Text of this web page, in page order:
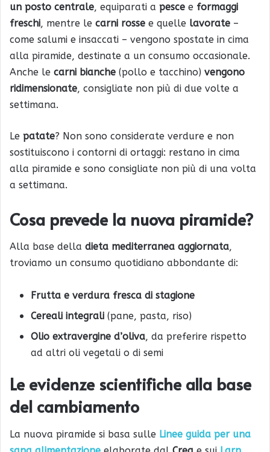
un posto centrale, equiparati a pesce e formaggi
freschi, mentre le carni rosse e quelle lavorate –
come salumi e insaccati – vengono spostate in cima
alla piramide, destinate a un consumo occasionale.
Anche le carni bianche (pollo e tacchino) vengono
ridimensionate, consigliate non più di due volte a
settimana.
Le patate? Non sono considerate verdure e non
sostituiscono i contorni di ortaggi: restano in cima
alla piramide e sono consigliate non più di una volta
a settimana.
Cosa prevede la nuova piramide?
Alla base della dieta mediterranea aggiornata,
troviamo un consumo quotidiano abbondante di:
Frutta e verdura fresca di stagione
Cereali integrali (pane, pasta, riso)
Olio extravergine d’oliva, da preferire rispetto
ad altri oli vegetali o di semi
Le evidenze scientifiche alla base
del cambiamento
La nuova piramide si basa sulle Linee guida per una